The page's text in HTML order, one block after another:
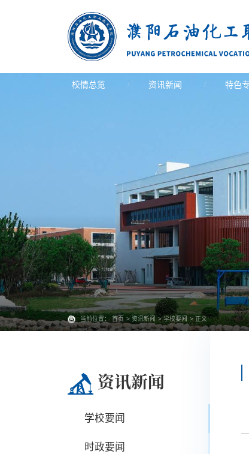
校情总览 资讯新闻 特色
当前位置： 首页 > 资讯新闻 > 学校要闻 > 正文
资讯新闻
学校要闻
时政要闻